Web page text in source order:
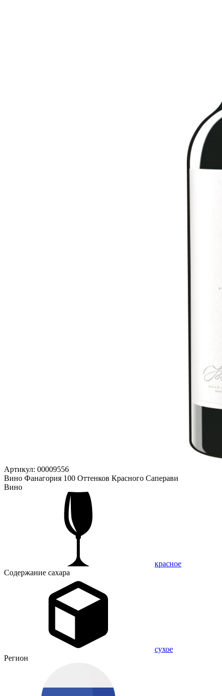
Артикул: 00009556
Вино Фанагория 100 Оттенков Красного Саперави
Вино
красное
Содержание сахара
сухое
Регион